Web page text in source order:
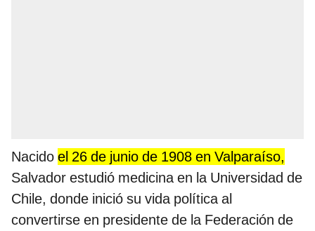
Nacido el 26 de junio de 1908 en Valparaíso,
Salvador estudió medicina en la Universidad de
Chile, donde inició su vida política al
convertirse en presidente de la Federación de